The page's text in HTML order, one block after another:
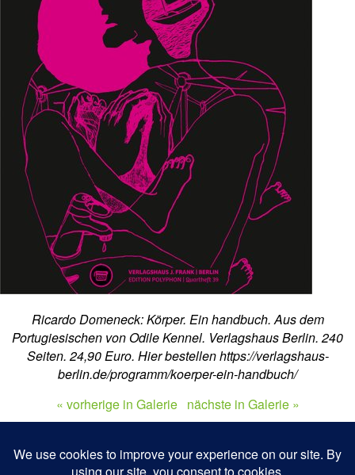
Ricardo Domeneck: Körper. Ein handbuch. Aus dem
Portugiesischen von Odile Kennel. Verlagshaus Berlin. 240
Seiten. 24,90 Euro. Hier bestellen https://verlagshaus-
berlin.de/programm/koerper-ein-handbuch/
« vorherige in Galerie nächste in Galerie »
Zum Seitenanfang